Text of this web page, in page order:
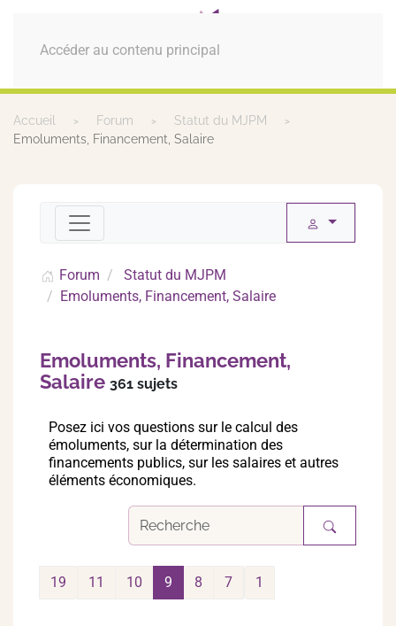
Accéder au contenu principal
MENU
Accueil Forum
Statut du MJPM
Emoluments, Financement, Salaire
Forum
Statut du MJPM
Emoluments, Financement, Salaire
Emoluments, Financement,
Salaire 361 sujets
Posez ici vos questions sur le calcul des
émoluments, sur la détermination des
financements publics, sur les salaires et autres
éléments économiques.
1
7
8
9
10
11
19